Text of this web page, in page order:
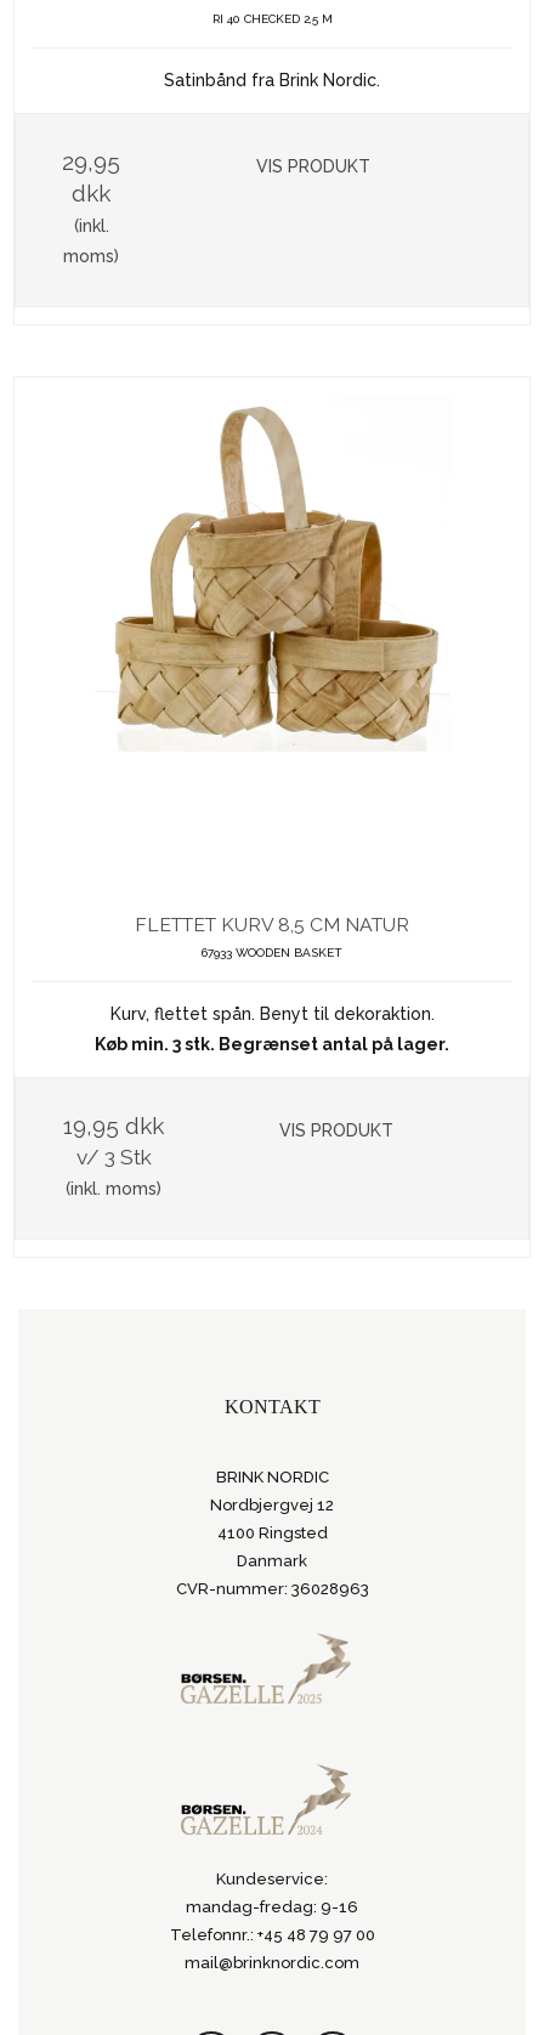
RI 40 CHECKED 2,5 M
Satinbånd fra Brink Nordic.
29,95
dkk
(inkl.
moms)
VIS PRODUKT
FLETTET KURV 8,5 CM NATUR
67933 WOODEN BASKET
Kurv, flettet spån. Benyt til dekoraktion.
Køb min. 3 stk. Begrænset antal på lager.
19,95 dkk
v/ 3 Stk
(inkl. moms)
VIS PRODUKT
KONTAKT
BRINK NORDIC
Nordbjergvej 12
4100 Ringsted
Danmark
CVR-nummer: 36028963
Kundeservice:
mandag-fredag: 9-16
Telefonnr.: +45 48 79 97 00
mail@brinknordic.com